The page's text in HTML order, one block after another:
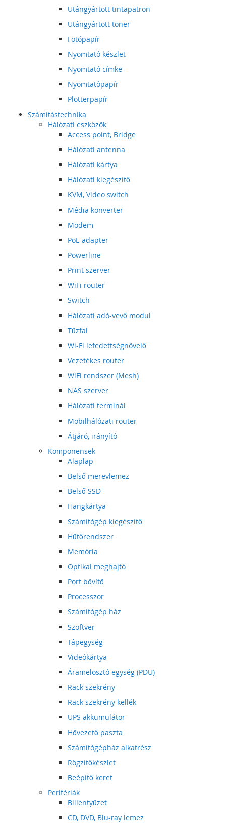
Utángyártott tintapatron
Utángyártott toner
Fotópapír
Nyomtató készlet
Nyomtató címke
Nyomtatópapír
Plotterpapír
Számítástechnika
Hálózati eszközök
Access point, Bridge
Hálózati antenna
Hálózati kártya
Hálózati kiegészítő
KVM, Video switch
Média konverter
Modem
PoE adapter
Powerline
Print szerver
WiFi router
Switch
Hálózati adó-vevő modul
Tűzfal
Wi-Fi lefedettségnövelő
Vezetékes router
WiFi rendszer (Mesh)
NAS szerver
Hálózati terminál
Mobilhálózati router
Átjáró, irányító
Komponensek
Alaplap
Belső merevlemez
Belső SSD
Hangkártya
Számítógép kiegészítő
Hűtőrendszer
Memória
Optikai meghajtó
Port bővítő
Processzor
Számítógép ház
Szoftver
Tápegység
Videókártya
Áramelosztó egység (PDU)
Rack szekrény
Rack szekrény kellék
UPS akkumulátor
Hővezető paszta
Számítógépház alkatrész
Rögzítőkészlet
Beépítő keret
Perifériák
Billentyűzet
CD, DVD, Blu-ray lemez